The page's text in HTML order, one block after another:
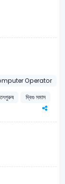
Operator
দ্বিগু সমাস